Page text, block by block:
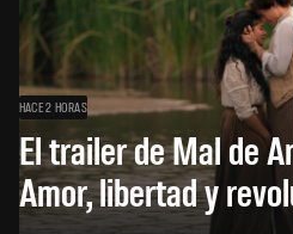
HACE 2 HORAS
El trailer de Mal de
Amor, libertad y